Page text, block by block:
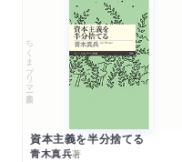
ちくまプリマー新書
資本主義を半分捨てる
青木真兵著